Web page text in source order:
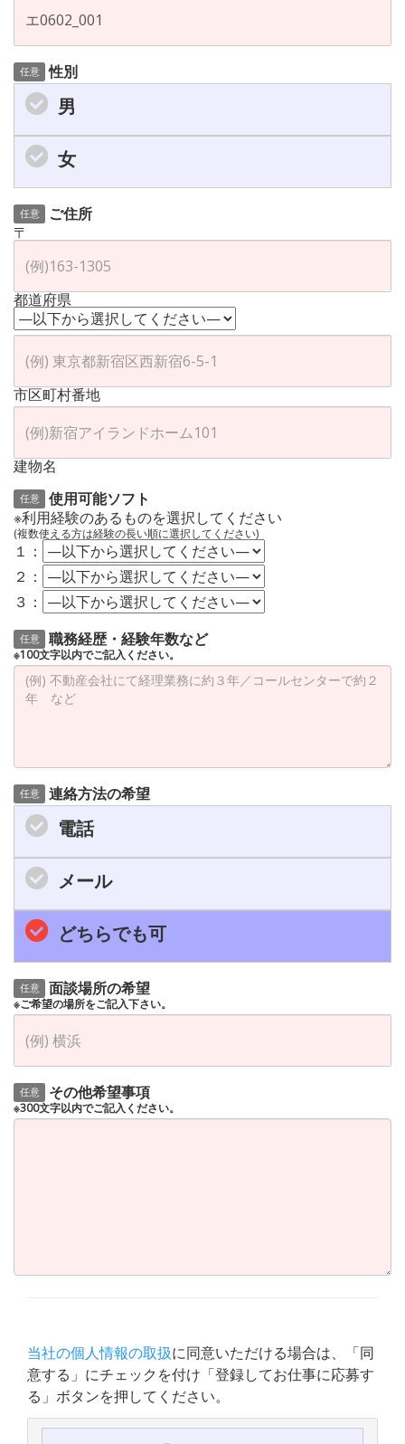
任意 性別
男
女
任意
ご住所
〒
都道府県
市区町村番地
建物名
任意
使用可能ソフト
※利用経験のあるものを選択してください
(複数使える方は経験の長い順に選択してください)
１：
２：
３：
任意 職務経歴・経験年数など
※100文字以内でご記入ください。
任意 連絡方法の希望
電話
メール
どちらでも可
任意 面談場所の希望
※ご希望の場所をご記入下さい。
任意 その他希望事項
※300文字以内でご記入ください。
当社の個人情報の取扱に同意いただける場合は、「同
意する」にチェックを付け「登録してお仕事に応募す
る」ボタンを押してください。